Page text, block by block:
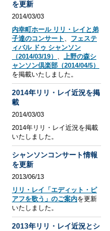
を更新
2014/03/03
内幸町ホール リリ・レイと弟
子達のコンサート
フェステ
ィバル ドゥ シャンソン
（2014/03/19）
上野の森シ
ャンソン倶楽部（2014/04/5）
を掲載いたしました。
2014年リリ・レイ近況を掲
載
2014/03/03
2014年リリ・レイ近況を掲載
いたしました。
シャンソンコンサート情報
を更新
2013/06/13
リリ・レイ「エディット・ピ
アフを歌う」のご案内を更新
いたしました。
2013年リリ・レイ近況とシ